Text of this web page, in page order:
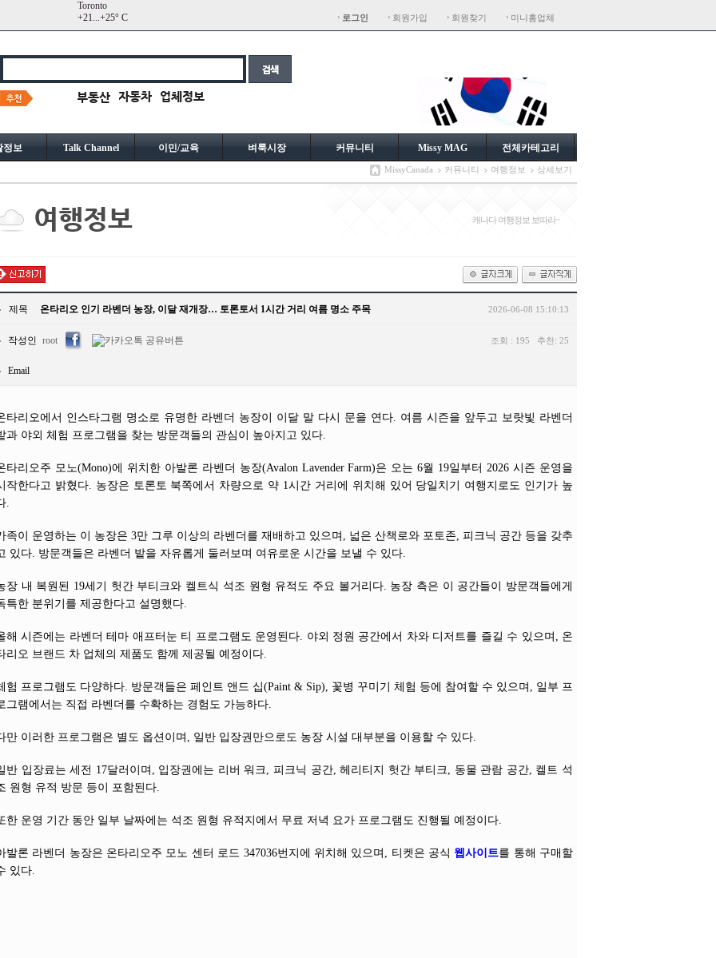
Toronto
+21...+25° C 로그인 회원가입 회원찾기 미니홈업체
정보 Talk Channel 이민/교육 벼룩시장 커뮤니티 Missy MAG 전체카테고리
MissyCanada 커뮤니티 여행정보 상세보기
캐나다 여행정보 보따리~
제목 온타리오 인기 라벤더 농장, 이달 재개장… 토론토서 1시간 거리 여름 명소 주목 2026-06-08 15:10:13
작성인 root 조회 : 195 추천: 25
Email
타리오에서 인스타그램 명소로 유명한 라벤더 농장이 이달 말 다시 문을 연다. 여름 시즌을 앞두고 보랏빛 라벤더
과 야외 체험 프로그램을 찾는 방문객들의 관심이 높아지고 있다.
타리오주 모노(Mono)에 위치한 아발론 라벤더 농장(Avalon Lavender Farm)은 오는 6월 19일부터 2026 시즌 운영을
작한다고 밝혔다. 농장은 토론토 북쪽에서 차량으로 약 1시간 거리에 위치해 있어 당일치기 여행지로도 인기가 높
.
족이 운영하는 이 농장은 3만 그루 이상의 라벤더를 재배하고 있으며, 넓은 산책로와 포토존, 피크닉 공간 등을 갖추
있다. 방문객들은 라벤더 밭을 자유롭게 둘러보며 여유로운 시간을 보낼 수 있다.
장 내 복원된 19세기 헛간 부티크와 켈트식 석조 원형 유적도 주요 볼거리다. 농장 측은 이 공간들이 방문객들에게
특한 분위기를 제공한다고 설명했다.
해 시즌에는 라벤더 테마 애프터눈 티 프로그램도 운영된다. 야외 정원 공간에서 차와 디저트를 즐길 수 있으며, 온
리오 브랜드 차 업체의 제품도 함께 제공될 예정이다.
험 프로그램도 다양하다. 방문객들은 페인트 앤드 십(Paint & Sip), 꽃병 꾸미기 체험 등에 참여할 수 있으며, 일부 프
그램에서는 직접 라벤더를 수확하는 경험도 가능하다.
만 이러한 프로그램은 별도 옵션이며, 일반 입장권만으로도 농장 시설 대부분을 이용할 수 있다.
반 입장료는 세전 17달러이며, 입장권에는 리버 워크, 피크닉 공간, 헤리티지 헛간 부티크, 동물 관람 공간, 켈트 석
원형 유적 방문 등이 포함된다.
한 운영 기간 동안 일부 날짜에는 석조 원형 유적지에서 무료 저녁 요가 프로그램도 진행될 예정이다.
발론 라벤더 농장은 온타리오주 모노 센터 로드 347036번지에 위치해 있으며, 티켓은 공식 웹사이트를 통해 구매할
있다.